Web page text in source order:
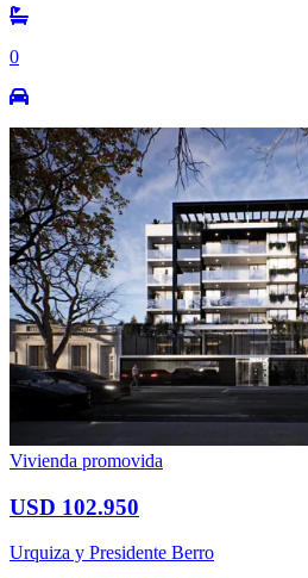
0
Vivienda promovida
USD 102.950
Urquiza y Presidente Berro